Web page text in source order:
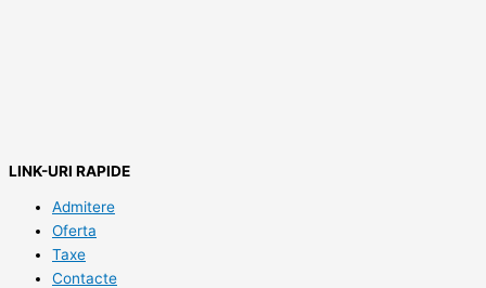
LINK-URI RAPIDE
Admitere
Oferta
Taxe
Contacte